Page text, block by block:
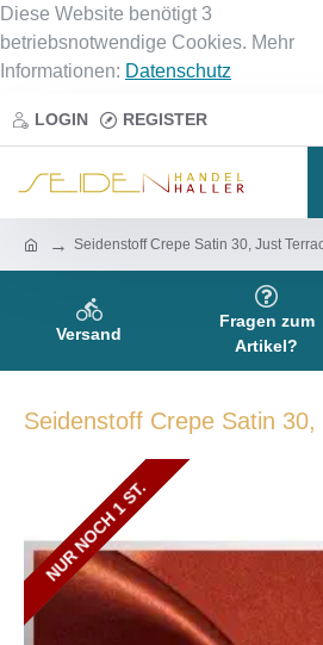
Diese Website benötigt 3
betriebsnotwendige Cookies. Mehr
Informationen: Datenschutz
LOGIN REGISTER
Seidenstoff Crepe Satin 30, Just
Versand
Fragen zum
Artikel?
Seidenstoff Crepe Satin
NUR NOCH 2 ST.
NUR NOCH 1 ST.